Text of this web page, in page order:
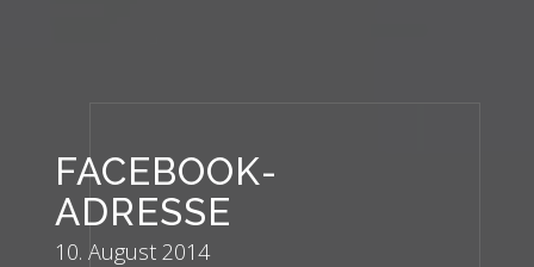
FACEBOOK-
ADRESSE
10. August 2014